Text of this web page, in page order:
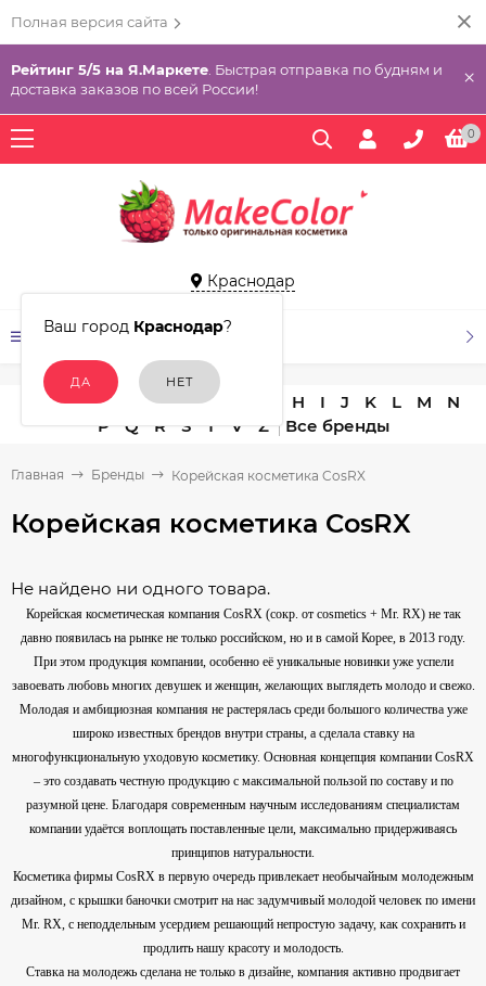
Полная версия сайта
Рейтинг 5/5 на Я.Маркете . Быстрая отправка по будням и
доставка заказов по всей России!
×
0
Краснодар
Ваш город Краснодар?
КАТАЛОГ ТОВАРОВ
A C D E H I J K L M
N
P
Q R S T V Z
Главная Бренды Корейская косметика CosRX
Корейская косметика CosRX
Не найдено ни одного товара.
Корейская косметическая компания CosRX (сокр. от cosmetics + Mr. RX) не так
давно появилась на рынке не только российском, но и в самой Корее, в 2013 году.
При этом продукция компании, особенно её уникальные новинки уже успели
завоевать любовь многих девушек и женщин, желающих выглядеть молодо и свежо.
Молодая и амбициозная компания не растерялась среди большого количества уже
широко известных брендов внутри страны, а сделала ставку на
многофункциональную уходовую косметику. Основная концепция компании CosRX
– это создавать честную продукцию с максимальной пользой по составу и по
разумной цене. Благодаря современным научным исследованиям специалистам
компании удаётся воплощать поставленные цели, максимально придерживаясь
принципов натуральности.
Косметика фирмы CosRX в первую очередь привлекает необычайным молодежным
дизайном, с крышки баночки смотрит на нас задумчивый молодой человек по имени
Mr. RX, с неподдельным усердием решающий непростую задачу, как сохранить и
продлить нашу красоту и молодость.
Ставка на молодежь сделана не только в дизайне, компания активно продвигает